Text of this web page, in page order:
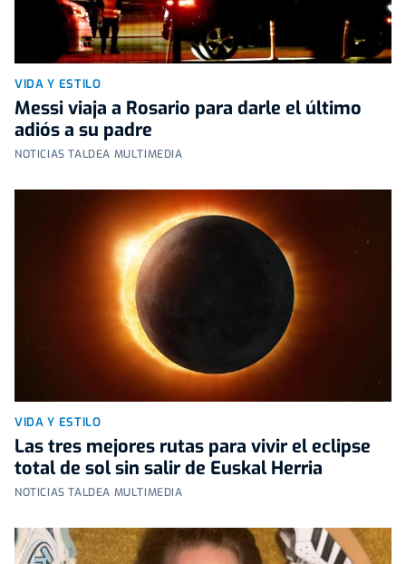
VIDA Y ESTILO
Messi viaja a Rosario para darle el último
adiós a su padre
NOTICIAS TALDEA MULTIMEDIA
VIDA Y ESTILO
Las tres mejores rutas para vivir el eclipse
total de sol sin salir de Euskal Herria
NOTICIAS TALDEA MULTIMEDIA